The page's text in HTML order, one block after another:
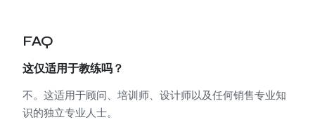
FAQ
这仅适用于教练吗？
不。这适用于顾问、培训师、设计师以及任何销售专业知
识的独立专业人士。